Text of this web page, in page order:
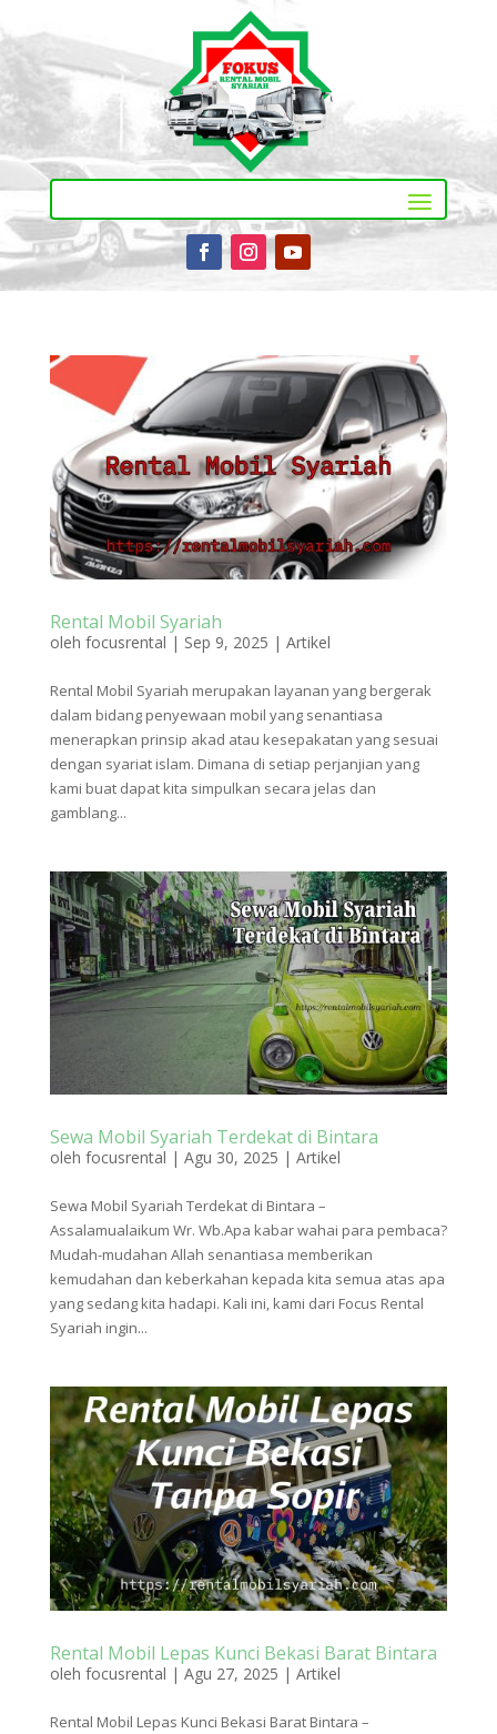
Rental Mobil Syariah
oleh focusrental | Sep 9, 2025 | Artikel
Rental Mobil Syariah merupakan layanan yang bergerak
dalam bidang penyewaan mobil yang senantiasa
menerapkan prinsip akad atau kesepakatan yang sesuai
dengan syariat islam. Dimana di setiap perjanjian yang
kami buat dapat kita simpulkan secara jelas dan
gamblang...
Sewa Mobil Syariah Terdekat di Bintara
oleh focusrental | Agu 30, 2025 | Artikel
Sewa Mobil Syariah Terdekat di Bintara –
Assalamualaikum Wr. Wb.Apa kabar wahai para pembaca?
Mudah-mudahan Allah senantiasa memberikan
kemudahan dan keberkahan kepada kita semua atas apa
yang sedang kita hadapi. Kali ini, kami dari Focus Rental
Syariah ingin...
Rental Mobil Lepas Kunci Bekasi Barat Bintara
oleh focusrental | Agu 27, 2025 | Artikel
Rental Mobil Lepas Kunci Bekasi Barat Bintara –